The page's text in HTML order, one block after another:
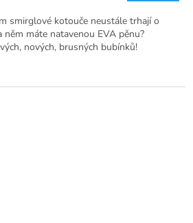
smirglové kotouče neustále trhají o
něm máte natavenou EVA pěnu?
nových, brusných bubínků!